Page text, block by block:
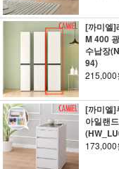
[까미엘]
M 400
수납장
94)
215,000
[까미엘]
아일랜
173,000